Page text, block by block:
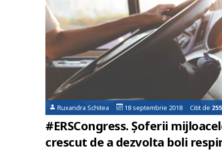
Ruxandra Schitea 18 septembrie 2018 Citit de
#ERSCongress. Șoferii
crescut de a dezvolta boli